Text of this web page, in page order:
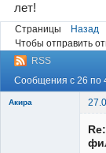
Поиск
лет!
Страницы Назад
Чтобы отправить
RSS
Сообщения с 26 по
Акира